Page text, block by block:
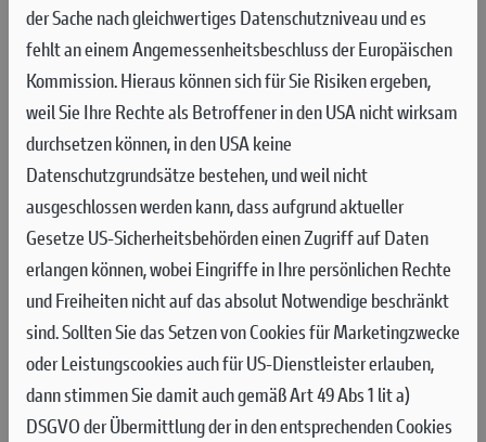
Tschechien mit Marc Márquez den Sieg, der in Brünn ein perfektes Rennen
fuhr. Francesco Bagnaia sicherte sich mit Ducati den 63. Podiumsplatz
seiner MotoGP-Karriere, nachdem er den Großteil des Rennens angeführt
hatte und schließlich Dritter wurde.
Das Ducati Lenovo Team beendete den ersten Renntag beim
Monster Energy Grand Prix von Tschechien in Brünn mit beiden
Fahrern, die sich direkt für Q2 qualifizierten. Francesco Bagnaia
beendete das Training auf dem vierten Platz, gefolgt von Marc
Márquez auf Rang fünf, der nur 0,005 Sekunden hinter seinem
Teamkollegen lag.
Bagnaia, der im freien Training Sechster war, hielt sich während
des größten Teils der Trainingssitzung unter den Top Ten und
kämpfte sich in der Schlussphase wieder auf den dritten Platz
der Sache nach gleichwertiges Datenschutzniveau und es
fehlt an einem Angemessenheitsbeschluss der Europäischen
Kommission. Hieraus können sich für Sie Risiken ergeben,
weil Sie Ihre Rechte als Betroffener in den USA nicht wirksam
durchsetzen können, in den USA keine
Datenschutzgrundsätze bestehen, und weil nicht
ausgeschlossen werden kann, dass aufgrund aktueller
Gesetze US-Sicherheitsbehörden einen Zugriff auf Daten
erlangen können, wobei Eingriffe in Ihre persönlichen Rechte
und Freiheiten nicht auf das absolut Notwendige beschränkt
sind.Sollten Sie das Setzen von Cookies für Marketingzwecke
oder Leistungscookies auch für US-Dienstleister erlauben,
dann stimmen Sie damit auch gemäß Art 49 Abs 1 lit a)
DSGVO der Übermittlung der in den entsprechenden Cookies